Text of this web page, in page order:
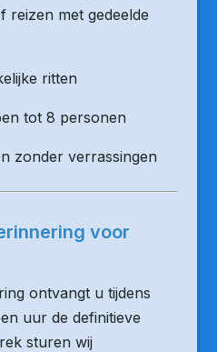
reizen met gedeelde
ritten
tot 8 personen
zonder verrassingen
voor
ontvangt u tijdens
uur de definitieve
sturen wij